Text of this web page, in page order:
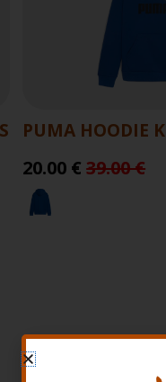
PUMA HOODIE
20.00 € 39.00 €